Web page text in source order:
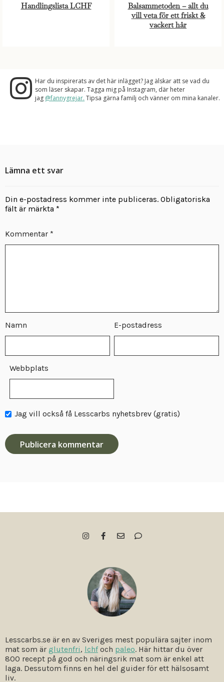
Handlingslista LCHF
Balsammetoden – allt du
vill veta för ett friskt &
vackert hår
Har du inspirerats av det här inlägget? Jag älskar att se vad du
som läser skapar. Tagga mig på Instagram, där heter
jag @fannygrejar. Tipsa gärna familj och vänner om mina kanaler.
Lämna ett svar
Din e-postadress kommer inte publiceras. Obligatoriska
fält är märkta *
Kommentar *
Namn E-postadress
Webbplats
Jag vill också få Lesscarbs nyhetsbrev (gratis)
Lesscarbs.se är en av Sveriges mest populära sajter inom
mat som är glutenfri, lchfoch paleo. Här hittar du över
800 recept på god och näringsrik mat som är enkel att
laga. Dessutom finns en hel del guider för ett hälsosamt
liv.